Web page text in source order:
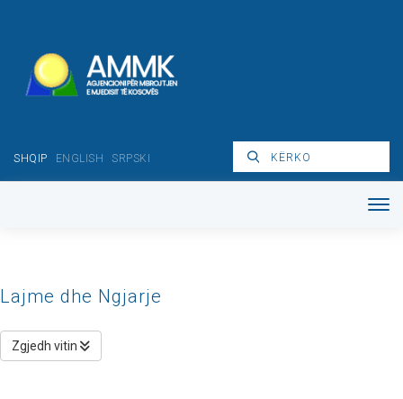
SHQIP ENGLISH SRPSKI
Lajme dhe Ngjarje
Zgjedh vitin